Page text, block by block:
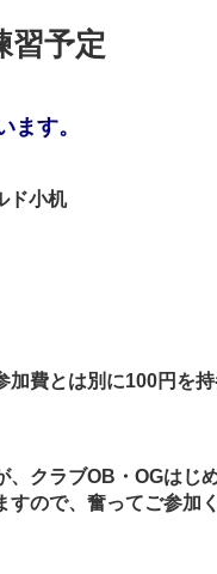
習予定
ます。
小机
加費とは別に100円を持
、クラブOB ・ OGはじめ
すので、奮ってご参加